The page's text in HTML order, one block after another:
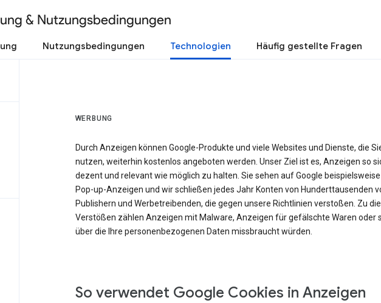
& Nutzungsbedingungen
Nutzungsbedingungen Technologien Häufig gestellte Fragen
WERBUNG
Durch Anzeigen können Google-Produkte und viele Websites und Dienste, die
nutzen, weiterhin kostenlos angeboten werden. Unser Ziel ist es, Anzeigen so
dezent und relevant wie möglich zu halten. Sie sehen auf Google
Pop-up-Anzeigen und wir schließen jedes Jahr Konten von Hunderttausenden
Publishern und Werbetreibenden, die gegen unsere Richtlinien verstoßen. Zu
Verstößen zählen Anzeigen mit Malware, Anzeigen für gefälschte Waren oder
über die Ihre personenbezogenen Daten missbraucht würden.
So verwendet Google Cookies in Anzeigen